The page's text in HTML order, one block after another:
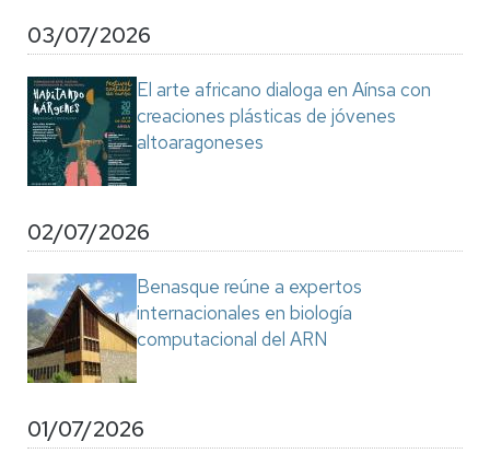
03/07/2026
El arte africano dialoga en Aínsa con
creaciones plásticas de jóvenes
altoaragoneses
02/07/2026
Benasque reúne a expertos
internacionales en biología
computacional del ARN
01/07/2026